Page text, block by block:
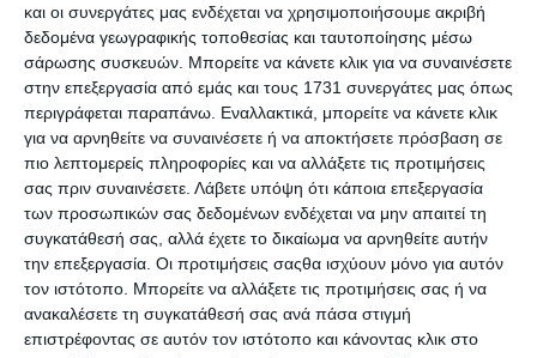
και οι συνεργάτες μας ενδέχεται να χρησιμοποιήσουμε ακριβή
δεδομένα γεωγραφικής τοποθεσίας και ταυτοποίησης μέσω
σάρωσης συσκευών. Μπορείτε να κάνετε κλικ για να συναινέσετε
στην επεξεργασία από εμάς και τους 1731 συνεργάτες μας όπως
περιγράφεται παραπάνω. Εναλλακτικά, μπορείτε να κάνετε κλικ
για να αρνηθείτε να συναινέσετε ή να αποκτήσετε πρόσβαση σε
πιο λεπτομερείς πληροφορίες και να αλλάξετε τις προτιμήσεις
σας πριν συναινέσετε. Λάβετε υπόψη ότι κάποια επεξεργασία
των προσωπικών σας δεδομένων ενδέχεται να μην απαιτεί τη
συγκατάθεσή σας, αλλά έχετε το δικαίωμα να αρνηθείτε αυτήν
την επεξεργασία. Οι προτιμήσεις σαςθα ισχύουν μόνο για αυτόν
τον ιστότοπο. Μπορείτε να αλλάξετε τις προτιμήσεις σας ή να
ανακαλέσετε τη συγκατάθεσή σας ανά πάσα στιγμή
επιστρέφοντας σε αυτόν τον ιστότοπο και κάνοντας κλικ στο
Δακτυλομπογιές Primo
μεσαίες 6/τεμ. 50gr. CMP
Διαθέσιμο
4,40€
Δακτυλομπογιές Primo
μικρές 25ml 6/Τεμ. Cmp
Διαθέσιμο
3,30€